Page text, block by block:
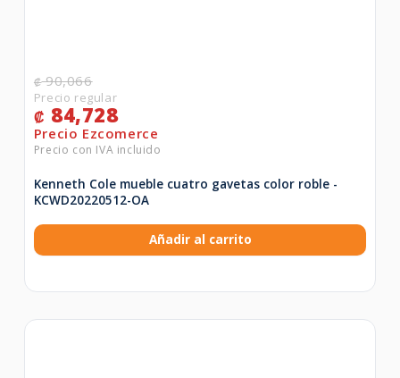
₡90,066
₡ 84,728
Kenneth Cole mueble cuatro gavetas color roble -
KCWD20220512-OA
Añadir al carrito